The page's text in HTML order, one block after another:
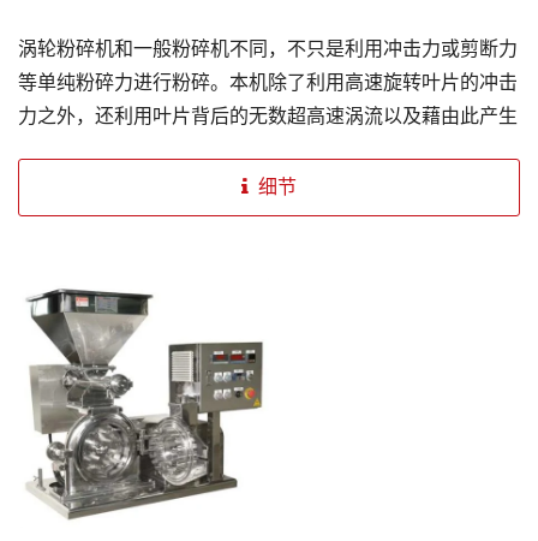
涡轮粉碎机和一般粉碎机不同，不只是利用冲击力或剪断力
等单纯粉碎力进行粉碎。本机除了利用高速旋转叶片的冲击
力之外，还利用叶片背后的无数超高速涡流以及藉由此产生
粉碎脆性物质，而且对具有纤维性的物质，也能完全粉碎。
细节